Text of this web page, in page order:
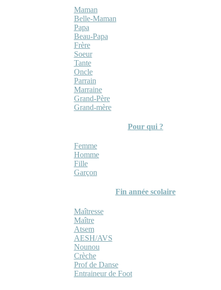
Maman
Belle-Maman
Papa
Beau-Papa
Frère
Soeur
Tante
Oncle
Parrain
Marraine
Grand-Père
Grand-mère
Pour qui ?
Femme
Homme
Fille
Garçon
Fin année scolaire
Maîtresse
Maître
Atsem
AESH/AVS
Nounou
Crèche
Prof de Danse
Entraineur de Foot